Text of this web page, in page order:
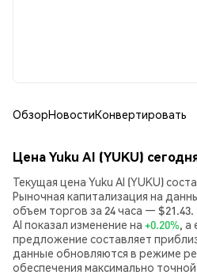
ОбзорНовостиКонвертировать
Цена Yuku AI (YUKU)
Текущая цена Yuku AI (YUKU)
Рыночная капитализация на
объем торгов за 24 часа —
AI показал изменение на +0.20%, а
предложение составляет
данные обновляются в режиме
обеспечения максимально